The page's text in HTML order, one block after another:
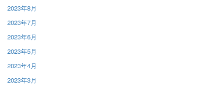
2023年8月
2023年7月
2023年6月
2023年5月
2023年4月
2023年3月